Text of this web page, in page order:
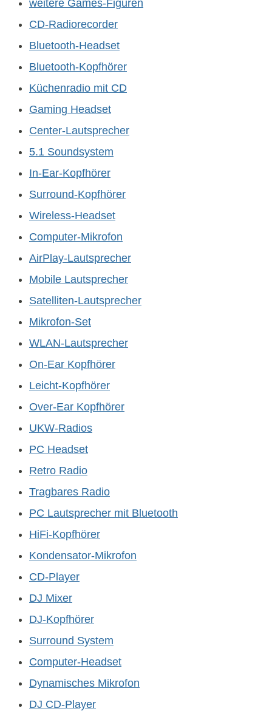
weitere Games-Figuren
CD-Radiorecorder
Bluetooth-Headset
Bluetooth-Kopfhörer
Küchenradio mit CD
Gaming Headset
Center-Lautsprecher
5.1 Soundsystem
In-Ear-Kopfhörer
Surround-Kopfhörer
Wireless-Headset
Computer-Mikrofon
AirPlay-Lautsprecher
Mobile Lautsprecher
Satelliten-Lautsprecher
Mikrofon-Set
WLAN-Lautsprecher
On-Ear Kopfhörer
Leicht-Kopfhörer
Over-Ear Kopfhörer
UKW-Radios
PC Headset
Retro Radio
Tragbares Radio
PC Lautsprecher mit Bluetooth
HiFi-Kopfhörer
Kondensator-Mikrofon
CD-Player
DJ Mixer
DJ-Kopfhörer
Surround System
Computer-Headset
Dynamisches Mikrofon
DJ CD-Player